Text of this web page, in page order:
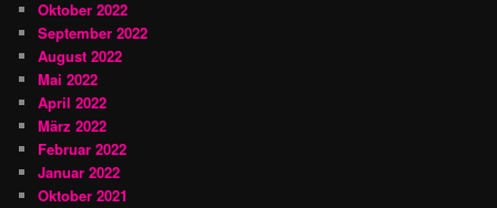
Oktober 2022
September 2022
August 2022
Mai 2022
April 2022
März 2022
Februar 2022
Januar 2022
Oktober 2021